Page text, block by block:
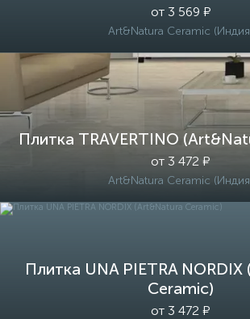
от 3 569 ₽
Art&Natura Ceramic
Плитка TRAVERTINO
от 3 472 ₽
Art&Natura Ceramic
Плитка UNA PIETRA
Ceramic)
от 3 472 ₽